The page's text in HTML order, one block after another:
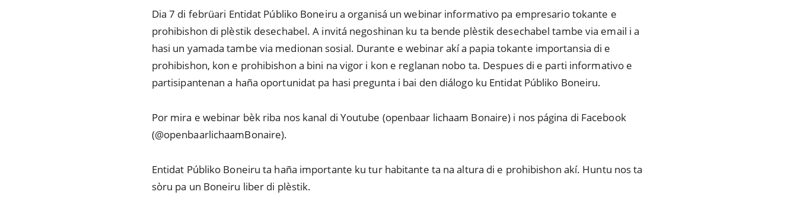
Dia 7 di febrüari Entidat Públiko Boneiru a organisá un webinar informativo pa empresario tokante e
prohibishon di plèstik desechabel. A invitá negoshinan ku ta bende plèstik desechabel tambe via email i a
hasi un yamada tambe via medionan sosial. Durante e webinar akí a papia tokante importansia di e
prohibishon, kon e prohibishon a bini na vigor i kon e reglanan nobo ta. Despues di e parti informativo e
partisipantenan a haña oportunidat pa hasi pregunta i bai den diálogo ku Entidat Públiko Boneiru.
Por mira e webinar bèk riba nos kanal di Youtube (openbaar lichaam Bonaire) i nos página di Facebook
(@openbaarlichaamBonaire).
Entidat Públiko Boneiru ta haña importante ku tur habitante ta na altura di e prohibishon akí. Huntu nos ta
sòru pa un Boneiru liber di plèstik.